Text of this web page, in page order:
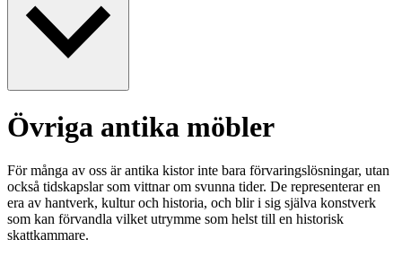
Övriga antika möbler
För många av oss är antika kistor inte bara förvaringslösningar, utan
också tidskapslar som vittnar om svunna tider. De representerar en
era av hantverk, kultur och historia, och blir i sig själva konstverk
som kan förvandla vilket utrymme som helst till en historisk
skattkammare.